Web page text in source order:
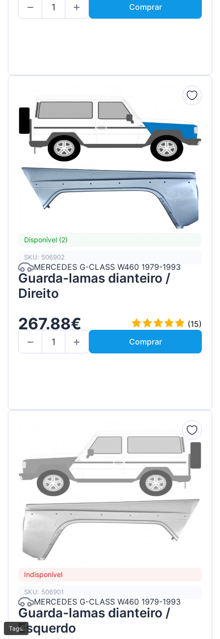
Comprar
Disponível (2)
SKU: 506902
MERCEDES G-CLASS W460 1979-1993
Guarda-lamas dianteiro /
Direito
267.88€
(15)
Comprar
Indisponível
SKU: 506901
MERCEDES G-CLASS W460 1979-1993
Guarda-lamas dianteiro /
Esquerdo
Tags: